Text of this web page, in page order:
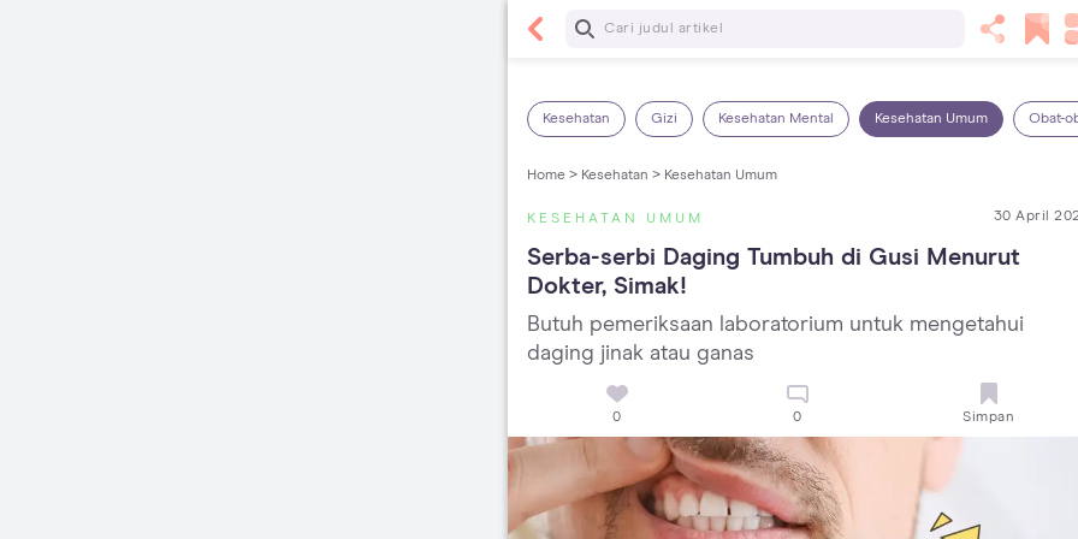
Baca Selanjutnya
Kesehatan Gizi Kesehatan Mental Kesehatan Umum Obat-
Home > Kesehatan > Kesehatan Umum
KESEHATAN UMUM 30 April
Serba-serbi Daging Tumbuh di Gusi Menurut
Dokter, Simak!
Butuh pemeriksaan laboratorium untuk mengetahui
daging jinak atau ganas
0 0 Simpan